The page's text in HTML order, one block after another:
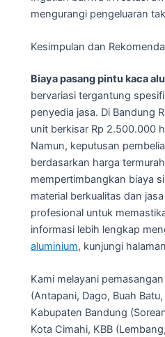
mengurangi pengeluaran
Kesimpulan dan
Biaya pasang pintu kaca
bervariasi tergantung
penyedia jasa. Di Bandung
unit berkisar Rp 2.500.000
Namun, keputusan
berdasarkan harga
mempertimbangkan biaya
material berkualitas dan
profesional untuk
informasi lebih lengkap
aluminium, kunjungi
Kami melayani
(Antapani, Dago, Buah
Kabupaten Bandung
Kota Cimahi, KBB